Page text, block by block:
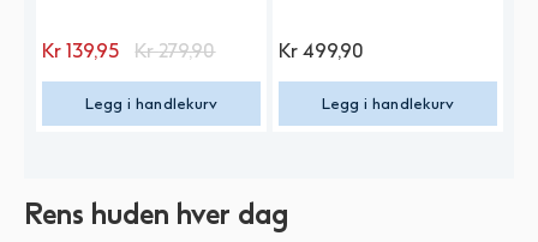
Spesialpris
Kr 139,95 Kr279,90
Legg i handlekurv
Kr 499,90
Legg i handlekurv
Rens huden hver dag